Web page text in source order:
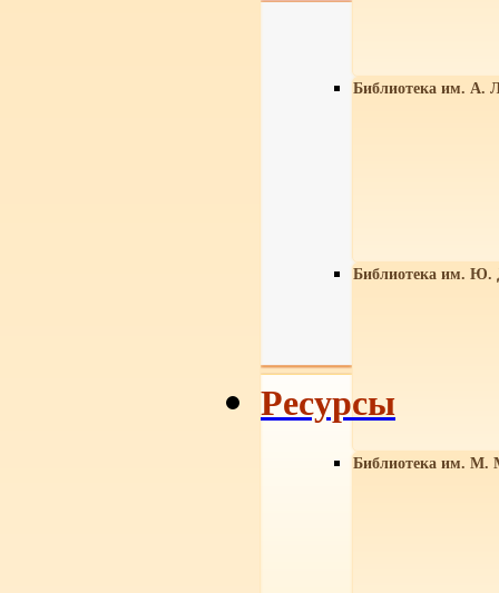
Библиотека им. А.
Библиотека им. Ю.
Библиотека им. М.
Ресурсы